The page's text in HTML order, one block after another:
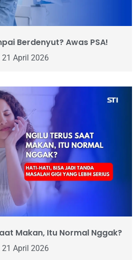
Berdenyut? Awas PSA!
21 April 2026
Makan, Itu Normal Nggak?
21 April 2026